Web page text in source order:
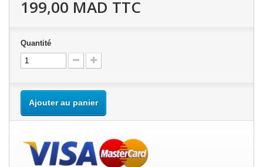
199,00 MAD TTC
Quantité
Ajouter au panier